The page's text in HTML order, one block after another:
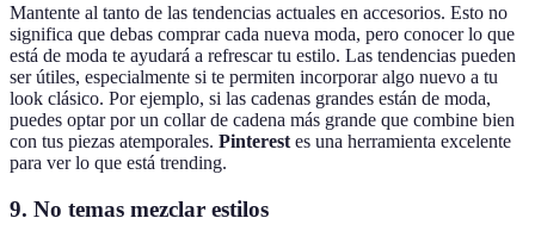
Mantente al tanto de las tendencias actuales en accesorios. Esto no
significa que debas comprar cada nueva moda, pero conocer lo que
está de moda te ayudará a refrescar tu estilo. Las tendencias pueden
ser útiles, especialmente si te permiten incorporar algo nuevo a tu
look clásico. Por ejemplo, si las cadenas grandes están de moda,
puedes optar por un collar de cadena más grande que combine bien
con tus piezas atemporales. Pinterest es una herramienta excelente
para ver lo que está trending.
9. No temas mezclar estilos